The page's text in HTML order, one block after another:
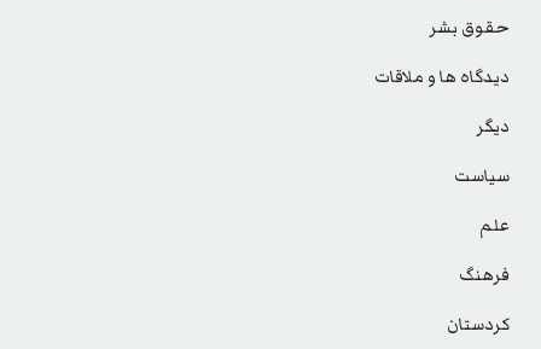
حقوق بشر
دیدگاه ها و ملاقات
دیگر
سیاست
علم
فرهنگ
کردستان